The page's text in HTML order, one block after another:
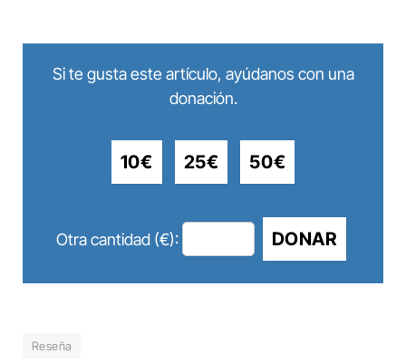
Si te gusta este artículo, ayúdanos con una
donación.
10€ 25€ 50€
Otra cantidad (€): DONAR
Reseña